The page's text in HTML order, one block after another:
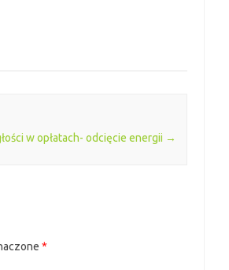
w opłatach- odcięcie energii →
*